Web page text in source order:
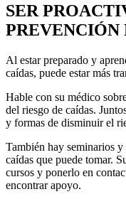
SER
PREVENCIÓN
Al estar preparado y
caídas, puede estar más
Hable con su médico
del riesgo de caídas.
y formas de disminuir el
También hay seminarios y
caídas que puede tomar.
cursos y ponerlo en
encontrar apoyo.